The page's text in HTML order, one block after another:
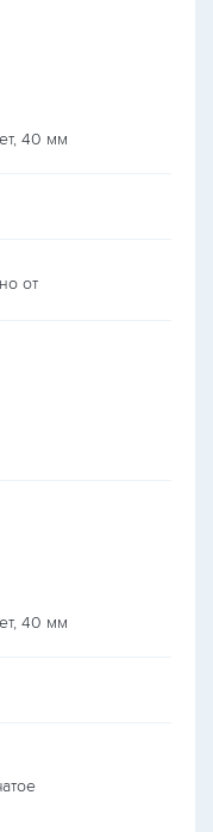
40 мм
40 мм